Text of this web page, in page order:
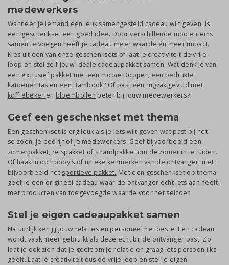
medewerkers
Wanneer je iemand een leuk samengesteld cadeau wilt geven, is
een geschenkset een goed idee. Door verschillende mooie items
samen te voegen heeft je cadeau meer waarde én meer impact.
Kies uit één van onze geschenksets of laat je creativiteit de vrije
loop en stel zelf jouw ideale cadeaupakket samen. Wat denk je van
een exclusief pakket met een mooie Dopper, een bedrukte
katoenen tas en een Bambook? Of past een rugzak gevuld met
koffiebeker en bloembollen beter bij jouw medewerkers?
Geef een geschenkset met thema
Een geschenkset is erg leuk als je iets wilt geven wat past bij het
seizoen, je bedrijf of je medewerkers. Geef bijvoorbeeld een
zomerpakket, reispakket of strandpakket om de zomer in te luiden.
Of haak in op hobby's of unieke kenmerken van de ontvanger, met
bijvoorbeeld het sportieve pakket. Met een geschenkset op thema
geef je een origineel cadeau waar de ontvanger echt iets aan heeft,
met producten van toegevoegde waarde voor het seizoen.
Stel je eigen cadeaupakket samen
Natuurlijk ken jij jouw relaties en personeel het beste. Een cadeau
wordt vaak meer gebruikt als deze echt bij de ontvanger past. Zo
laat je ook zien dat je geeft om je relatie en graag iets persoonlijks
geeft. Laat je creativiteit dus de vrije loop en stel je eigen